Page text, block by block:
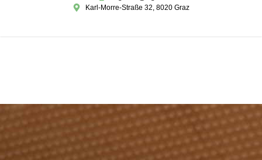
Karl-Morre-Straße 32, 8020 Graz